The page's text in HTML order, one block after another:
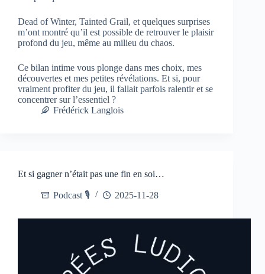
Dead of Winter, Tainted Grail, et quelques surprises
m’ont montré qu’il est possible de retrouver le plaisir
profond du jeu, même au milieu du chaos.
Ce bilan intime vous plonge dans mes choix, mes
découvertes et mes petites révélations. Et si, pour
vraiment profiter du jeu, il fallait parfois ralentir et se
concentrer sur l’essentiel ?
Frédérick Langlois
Et si gagner n’était pas une fin en soi…
Podcast 🎙️ 2025-11-28